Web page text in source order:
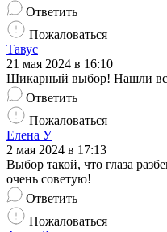
Ответить
Пожаловаться
Тавус
21 мая 2024 в 16:10
Шикарный выбор! Нашли
Ответить
Пожаловаться
Елена У
2 мая 2024 в 17:13
Выбор такой, что глаза
очень советую!
Ответить
Пожаловаться